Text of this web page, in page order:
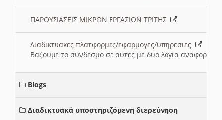
ΠΑΡΟΥΣΙΑΣΕΙΣ ΜΙΚΡΩΝ ΕΡΓΑΣΙΩΝ ΤΡΙΤΗΣ
Διαδικτυακες πλατφορμες/εφαρμογες/υπηρεσιες
Βαζουμε το συνδεσμο σε αυτες με δυο λογια αναφορικα
Blogs
Διαδικτυακά υποστηριζόμενη διερεύνηση